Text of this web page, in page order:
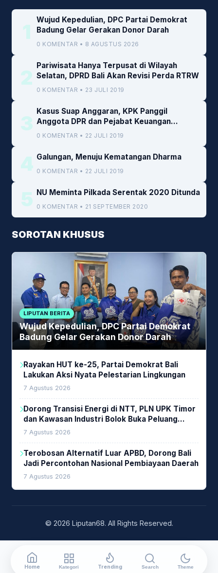
1
Wujud Kepedulian, DPC Partai Demokrat
Badung Gelar Gerakan Donor Darah
0 KOMENTAR • 8 AGUSTUS 2026
2
Pariwisata Hanya Terpusat di Wilayah
Selatan, DPRD Bali Akan Revisi Perda RTRW
0 KOMENTAR • 23 JULI 2019
3
Kasus Suap Anggaran, KPK Panggil
Anggota DPR dan Pejabat Keuangan
Kemenkeu
0 KOMENTAR • 22 JULI 2019
4 Galungan, Menuju Kematangan Dharma
0 KOMENTAR • 22 JULI 2019
5 NU Meminta Pilkada Serentak 2020 Ditunda
0 KOMENTAR • 21 SEPTEMBER 2020
SOROTAN KHUSUS
LIPUTAN BERITA
Wujud Kepedulian, DPC Partai Demokrat
Badung Gelar Gerakan Donor Darah
Rayakan HUT ke-25, Partai Demokrat Bali
Lakukan Aksi Nyata Pelestarian Lingkungan
7 Agustus 2026
Dorong Transisi Energi di NTT, PLN UPK Timor
dan Kawasan Industri Bolok Buka Peluang
Investasi Woodchip untuk Cofiring PLTU Bolok
7 Agustus 2026
Terobosan Alternatif Luar APBD, Dorong Bali
Jadi Percontohan Nasional Pembiayaan Daerah
7 Agustus 2026
© 2026 Liputan68. All Rights Reserved.
Home Kategori Trending Search Theme